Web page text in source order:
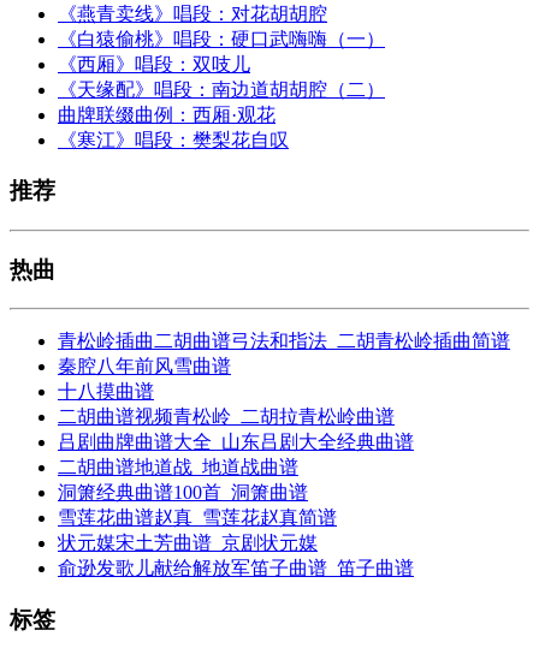
《燕青卖线》唱段：对花胡胡腔
《白猿偷桃》唱段：硬口武嗨嗨（一）
《西厢》唱段：双吱儿
《天缘配》唱段：南边道胡胡腔（二）
曲牌联缀曲例：西厢·观花
《寒江》唱段：樊梨花自叹
推荐
热曲
青松岭插曲二胡曲谱弓法和指法_二胡青松岭插曲简谱
秦腔八年前风雪曲谱
十八摸曲谱
二胡曲谱视频青松岭_二胡拉青松岭曲谱
吕剧曲牌曲谱大全_山东吕剧大全经典曲谱
二胡曲谱地道战_地道战曲谱
洞箫经典曲谱100首_洞箫曲谱
雪莲花曲谱赵真_雪莲花赵真简谱
状元媒宋土芳曲谱_京剧状元媒
俞逊发歌儿献给解放军笛子曲谱_笛子曲谱
标签